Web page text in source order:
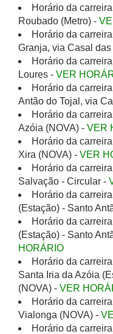
Horário da
Roubado (Metro) -
Horário da
Granja, via Casal das
Horário da
Loures - VER
Horário da
Antão do Tojal, via
Horário da
Azóia (NOVA) - VER
Horário da
Xira (NOVA) - VER
Horário da
Salvação - Circular -
Horário da
(Estação) - Santo
Horário da
(Estação) - Santo
HORÁRIO
Horário da
Santa Iria da Azóia
(NOVA) - VER
Horário da
Vialonga (NOVA) -
Horário da